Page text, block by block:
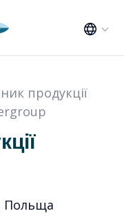
продукції
Польща